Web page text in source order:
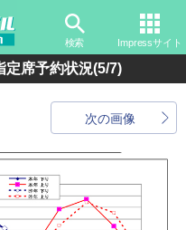
検索 Impressサイト
定席予約状況(5/7)
次の画像